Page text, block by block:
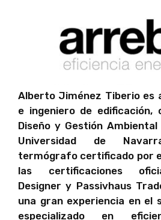
Alberto Jiménez Tiberio es
e ingeniero de edificación,
Diseño y Gestión
Universidad de
termógrafo certificado por
las certificaciones
Designer y Passivhaus
una gran experiencia en el
especializado en